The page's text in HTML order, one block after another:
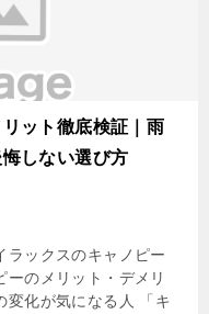
ット徹底検証｜雨
しない選び方
ラックスのキャノピー
のメリット・デメリ
変化が気になる人 「キ